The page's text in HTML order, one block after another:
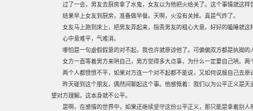
过了一会，男友去厨房拿了水鬼，女友以为他把火给关了。这个事情就这样
结果早上女友到厨房，准备做早餐。天啊，火没有关掉。真是气炸了。
女友马上跑到床上，把男友弄起来，指责男友的粗心大意。好好的瞌睡就
心中意难平，气难消。
哪怕是一句虚假假意的对不起，我也许就原谅他了。可偏偏双方都是执拗的
女方一直等着男方来哄自己，男方觉得多大点事，为什么一定要自己哄。
两个人都愤愤不平，如果对方连一个对不起都不能说，又如何说服自己去原
昨天碰到这个朋友，偶然间聊起这个事。他感慨着：我们以为公平正义是
望对方理解。这本身就不公平。
是啊，在感情的世界中，如果还继续坚守这份公平正义，那只能是拿着别